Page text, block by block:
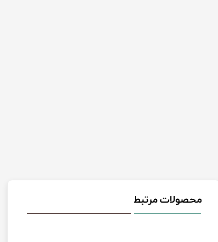
محصولات مرتبط